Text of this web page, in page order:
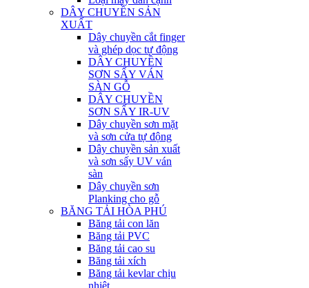
DÂY CHUYỀN SẢN
XUẤT
Dây chuyền cắt finger
và ghép dọc tự động
DÂY CHUYỀN
SƠN SẤY VÁN
SÀN GỖ
DÂY CHUYỀN
SƠN SẤY IR-UV
Dây chuyền sơn mặt
và sơn cửa tự động
Dây chuyền sản xuất
và sơn sấy UV ván
sàn
Dây chuyền sơn
Planking cho gỗ
BĂNG TẢI HÒA PHÚ
Băng tải con lăn
Băng tải PVC
Băng tải cao su
Băng tải xích
Băng tải kevlar chịu
nhiệt